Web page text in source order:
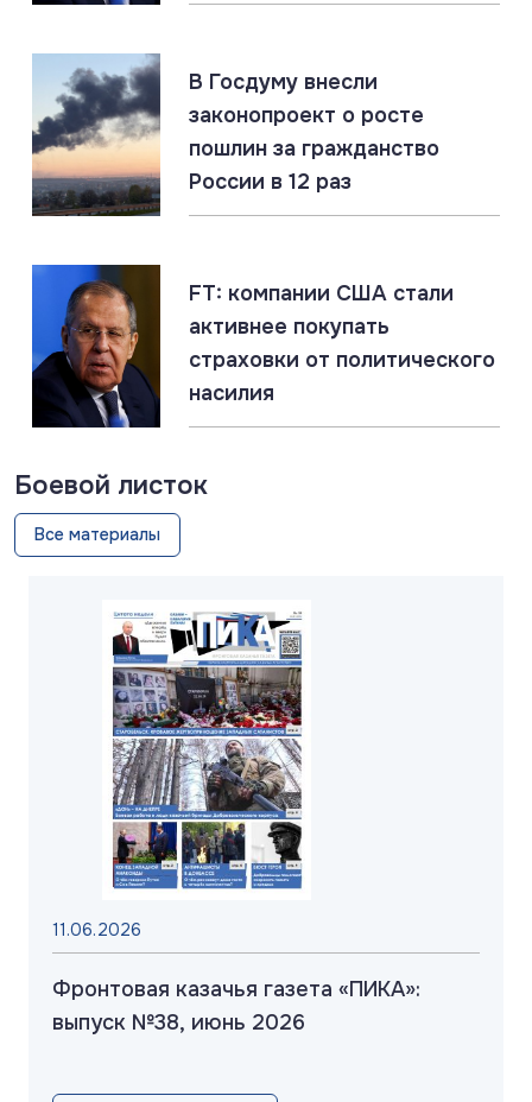
07.08.2026
Запорожская область: главное за 7 августа
07.08.2026
ЕС бессильны
В Госдуму внесли
законопроект о росте
пошлин за гражданство
России в 12 раз
FT: компании США стали
активнее покупать
страховки от политического
насилия
Боевой листок
Все материалы
11.06.2026
Фронтовая казачья газета «ПИКА»:
выпуск №38, июнь 2026